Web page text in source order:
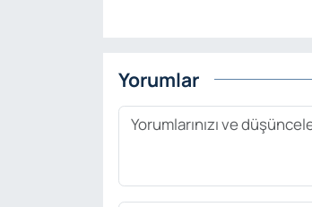
Yorumlar